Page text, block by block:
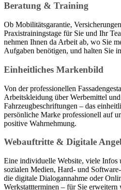
Beratung & Training
Ob Mobilitätsgarantie,
Praxistrainingstage für Sie und Ihr
nehmen Ihnen da Arbeit ab, wo Sie
Aufgaben benötigen, und halten Sie
Einheitliches Markenbild
Von der professionellen
Arbeitskleidung über Werbemittel
Fahrzeugbeschriftungen – das
persönliche Marke professionell auf
positive Wahrnehmung.
Webauftritte & Digitale
Eine individuelle Website, viele Infos
sozialen Medien, Hard- und
die digitale Dialogannahme oder
Werkstattterminen – für Sie